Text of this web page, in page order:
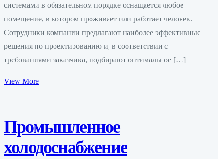
системами в обязательном порядке оснащается любое
помещение, в котором проживает или работает человек.
Сотрудники компании предлагают наиболее эффективные
решения по проектированию и, в соответствии с
требованиями заказчика, подбирают оптимальное […]
View More
Промышленное
холодоснабжение